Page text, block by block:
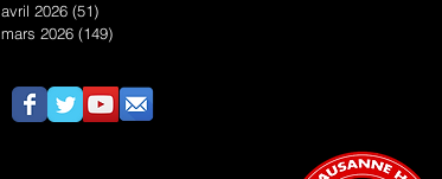
avril 2026 (51)
mars 2026 (149)